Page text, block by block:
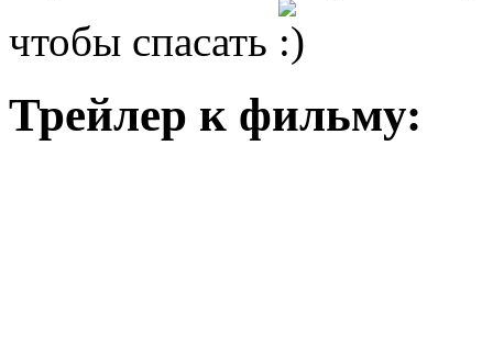
чтобы спасать
Трейлер к фильму: